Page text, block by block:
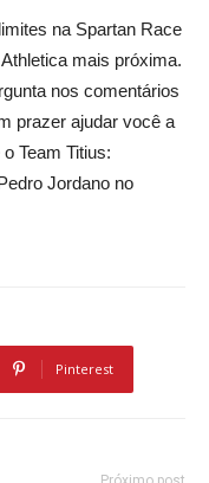
na Spartan Race
mais próxima.
nos comentários
prazer ajudar você a
Team Titius:
Jordano no
Pinterest